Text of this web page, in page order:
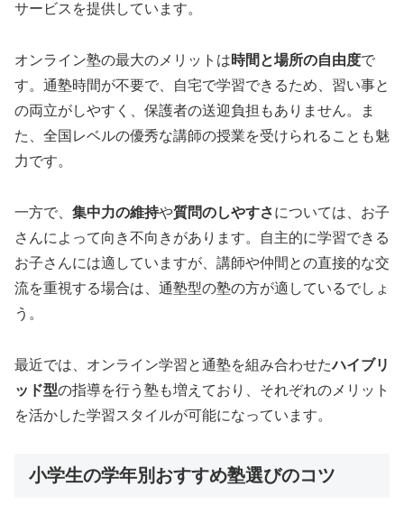
サービスを提供しています。
オンライン塾の最大のメリットは時間と場所の自由度で
す。通塾時間が不要で、自宅で学習できるため、習い事と
の両立がしやすく、保護者の送迎負担もありません。ま
た、全国レベルの優秀な講師の授業を受けられることも魅
力です。
一方で、 集中力の維持や質問のしやすさについては、お子
さんによって向き不向きがあります。自主的に学習できる
お子さんには適していますが、講師や仲間との直接的な交
流を重視する場合は、通塾型の塾の方が適しているでしょ
う。
最近では、オンライン学習と通塾を組み合わせたハイブリ
ッド型の指導を行う塾も増えており、それぞれのメリット
を活かした学習スタイルが可能になっています。
小学生の学年別おすすめ塾選びのコツ